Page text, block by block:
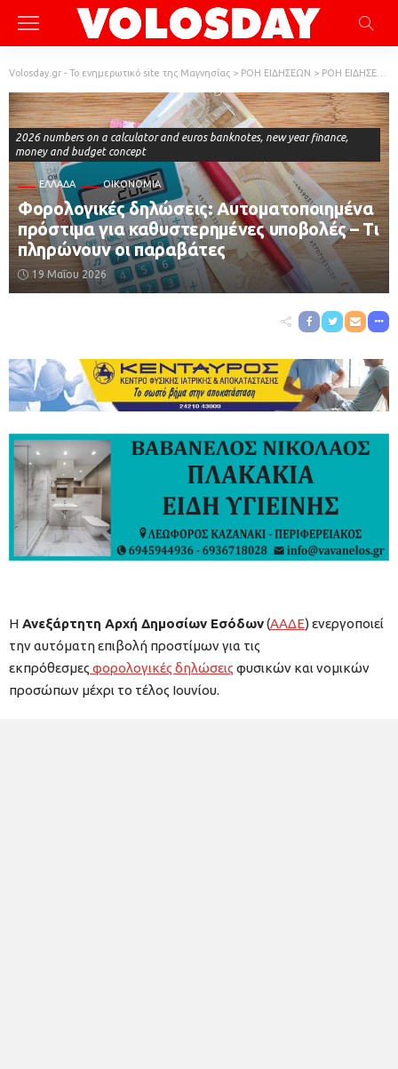
Volosday.gr - Το ενημερωτικό site της Μαγνησίας > ΡΟΗ ΕΙΔΗΣΕΩΝ > ΡΟΗ ΕΙΔΗΣΕΩΝ
ΕΛΛΆΔΑ ΟΙΚΟΝΟΜΙΑ
Φορολογικές δηλώσεις: Aυτοματοποιημένα
πρόστιμα για καθυστερημένες υποβολές – Τι
πληρώνουν οι παραβάτες
19 Μαΐου 2026
2026 numbers on a calculator and euros banknotes, new year finance,
money and budget concept
Η Ανεξάρτητη Αρχή Δημοσίων Εσόδων(ΑΑΔΕ) ενεργοποιεί
την αυτόματη επιβολή προστίμων για τις
εκπρόθεσμες φορολογικές δηλώσεις φυσικών και νομικών
προσώπων μέχρι το τέλος Ιουνίου.